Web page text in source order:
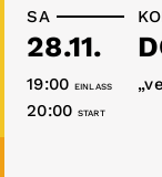
SA
28.11.
EINLASS
19:00
START
20:00